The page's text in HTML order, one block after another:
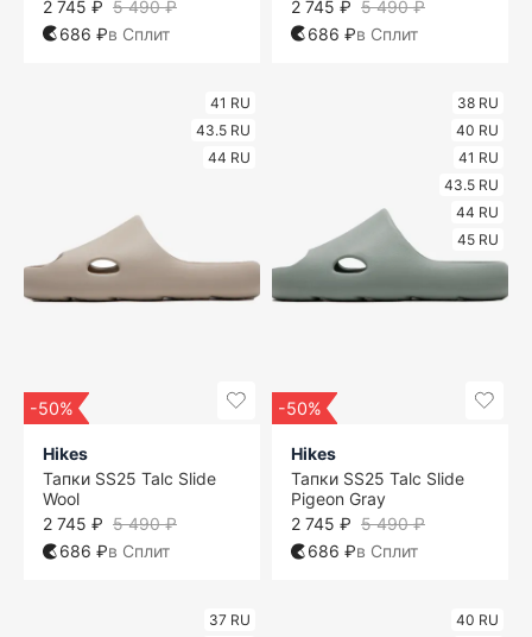
5 490 ₽
2 745 ₽
686 ₽в Сплит
5 490 ₽
2 745 ₽
686 ₽в Сплит
41 RU
43.5 RU
44 RU
-50%
Hikes
Тапки SS25 Talc Slide
Wool
5 490 ₽
2 745 ₽
686 ₽в Сплит
38 RU
40 RU
41 RU
43.5 RU
44 RU
45 RU
-50%
Hikes
Тапки SS25 Talc Slide
Pigeon Gray
5 490 ₽
2 745 ₽
686 ₽в Сплит
37 RU
40 RU